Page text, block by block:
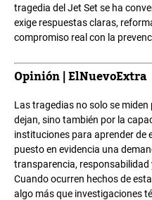
tragedia del Jet Set se ha
exige respuestas claras,
compromiso real con la
Opinión | ElNuevoExtra
Las tragedias no solo se
dejan, sino también por la
instituciones para aprender de
puesto en evidencia una
transparencia,
Cuando ocurren hechos de
algo más que investigaciones